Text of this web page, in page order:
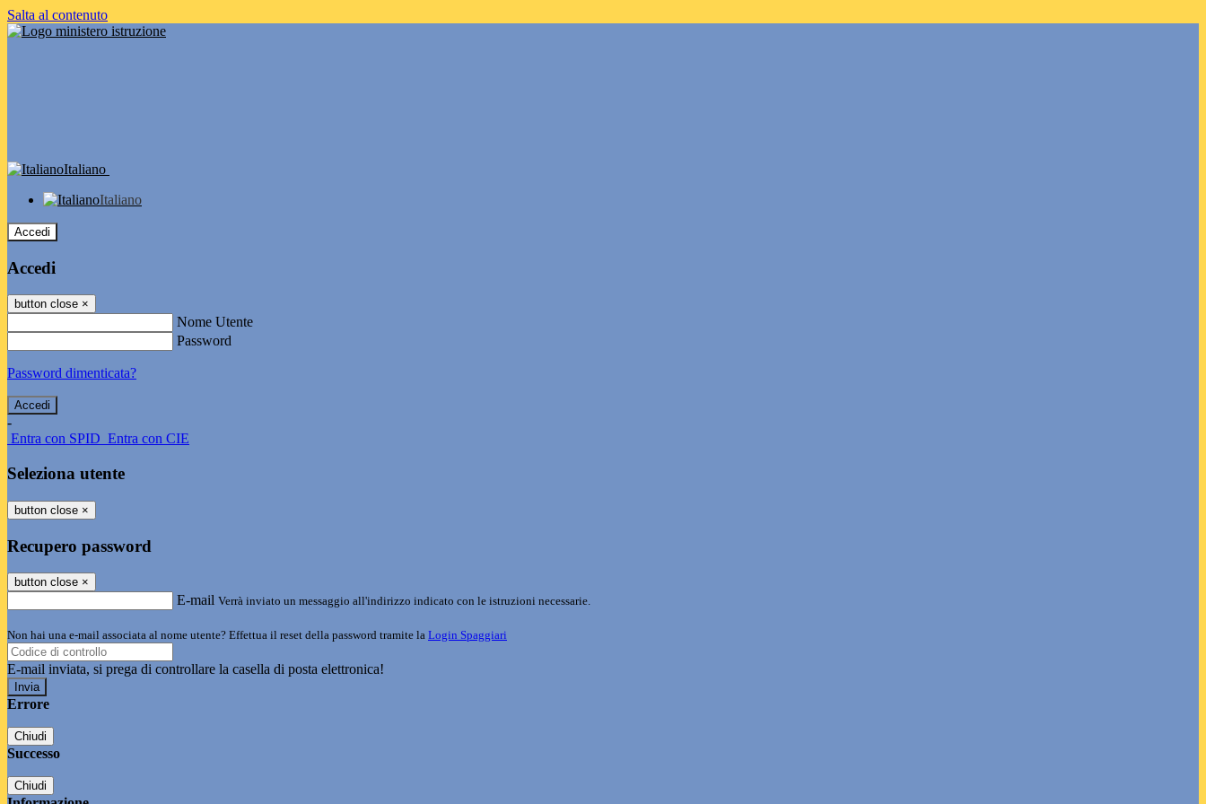
Salta al contenuto
Italiano
Italiano
Accedi
Accedi
button close ×
Nome Utente
Password
Password dimenticata?
-
Entra con SPID Entra con CIE
Seleziona utente
button close ×
Recupero password
button close ×
E-mail Verrà inviato un messaggio all'indirizzo indicato con le istruzioni necessarie.
Non hai una e-mail associata al nome utente? Effettua il reset della password tramite la Login Spaggiari
E-mail inviata, si prega di controllare la casella di posta elettronica!
Errore
Chiudi
Successo
Chiudi